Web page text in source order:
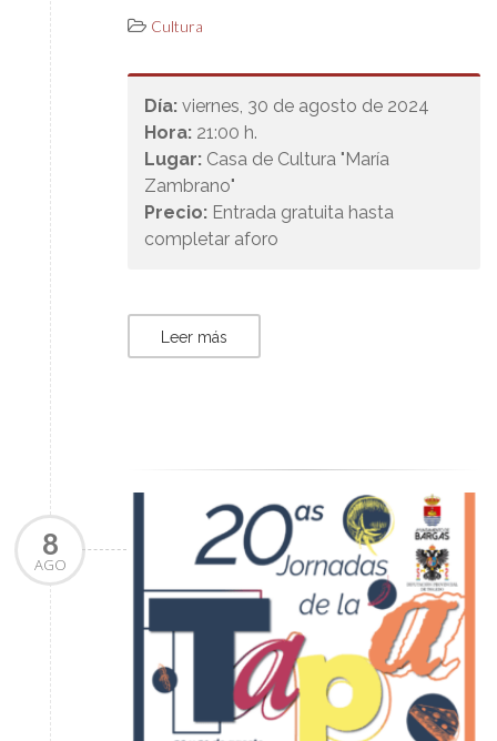
Cultura
Día: viernes, 30 de agosto de 2024
Hora: 21:00 h.
Lugar: Casa de Cultura "María
Zambrano"
Precio: Entrada gratuita hasta
completar aforo
Leer más
8
AGO